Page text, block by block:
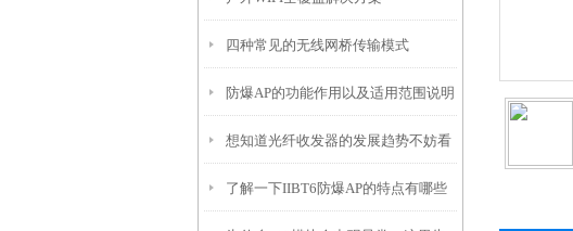
四种常见的无线网桥传输模式
防爆AP的功能作用以及适用范围说明
想知道光纤收发器的发展趋势不妨看
看这些吧
了解一下IIBT6防爆AP的特点有哪些